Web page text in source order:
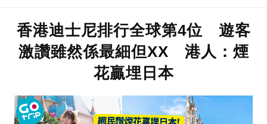
香港迪士尼排行全球第4位 遊客
激讚雖然係最細但XX 港人：煙
花贏埋日本